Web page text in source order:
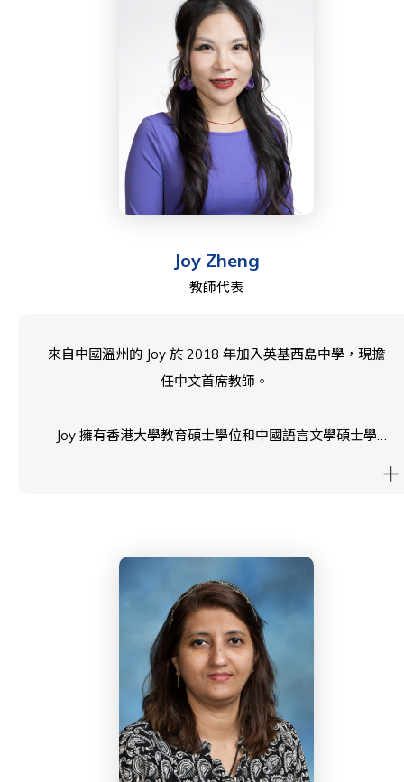
Joy Zheng
教師代表
來自中國溫州的 Joy 於 2018 年加入英基西島中學，現擔
任中文首席教師。
Joy 擁有香港大學教育碩士學位和中國語言文學碩士學
的口味和烹飪傳統，為學生創造難忘的文化體驗。她對探
索的熱情總能帶領她前往新的目的地，沉浸在不同的文化
中，拓寬她的視野。為了尋求平衡，她通過瑜伽找到內心
的平靜，她的競爭精神在羽毛球場上同時蓬勃發展。